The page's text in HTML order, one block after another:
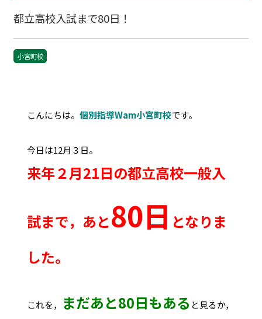
都立高校入試まで80日！
小宮町校
こんにちは。 個別指導Wam小宮町校です。
今日は12月３日。
来年２月21日の都立高校一般入
試まで，あと80日 となりま
した。
これを， まだあと80日もある と見るか，